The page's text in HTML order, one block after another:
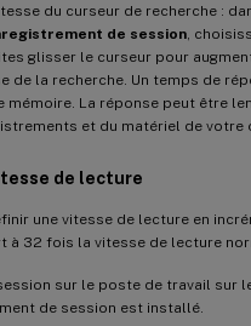
du curseur de recherche :
de session ,
glisser le curseur pour
de la recherche. Un temps de
mémoire. La réponse peut être
et du matériel de votre
de lecture
une vitesse de lecture en
à 32 fois la vitesse de lecture
sur le poste de travail sur
de session est installé.